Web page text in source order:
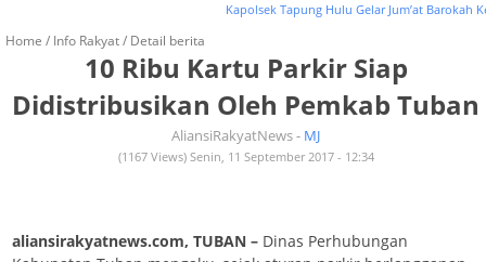
Kapolsek Tapung Hulu Gelar Jum’at Barokah
Home / Info Rakyat/ Detail berita
10 Ribu Kartu Parkir Siap
Didistribusikan Oleh Pemkab Tuban
AliansiRakyatNews - MJ
(1167 Views) Senin, 11 September 2017 - 12:34
aliansirakyatnews.com, TUBAN – Dinas Perhubungan